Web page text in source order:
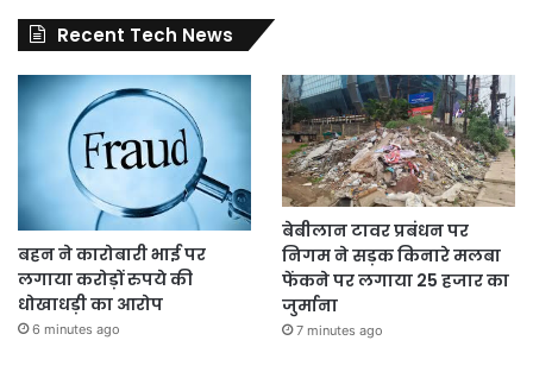
Recent Tech News
बहन ने कारोबारी भाई पर
लगाया करोड़ों रुपये की
धोखाधड़ी का आरोप
6 minutes ago
बेबीलान टावर प्रबंधन पर
निगम ने सड़क किनारे मलबा
फेंकने पर लगाया 25 हजार का
जुर्माना
7 minutes ago